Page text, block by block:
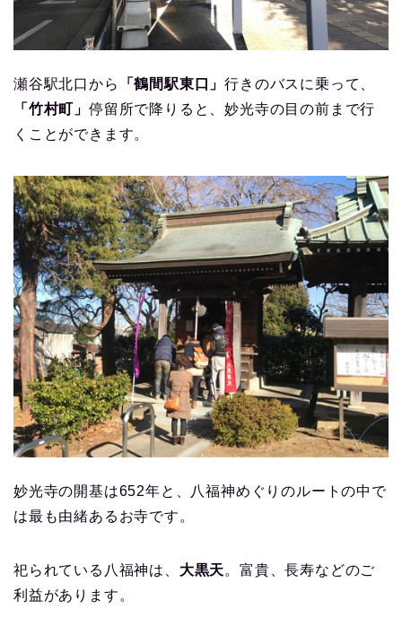
瀬谷駅北口から 「鶴間駅東口」行きのバスに乗って、
「竹村町」 停留所で降りると、妙光寺の目の前まで行
くことができます。
妙光寺の開基は652年と、八福神めぐりのルートの中で
は最も由緒あるお寺です。
祀られている八福神は、 大黒天。富貴、長寿などのご
利益があります。